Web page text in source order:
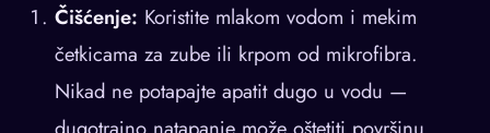
Čišćenje: Koristite mlakom vodom i mekim
četkicama za zube ili krpom od mikrofibra.
Nikad ne potapajte apatit dugo u vodu —